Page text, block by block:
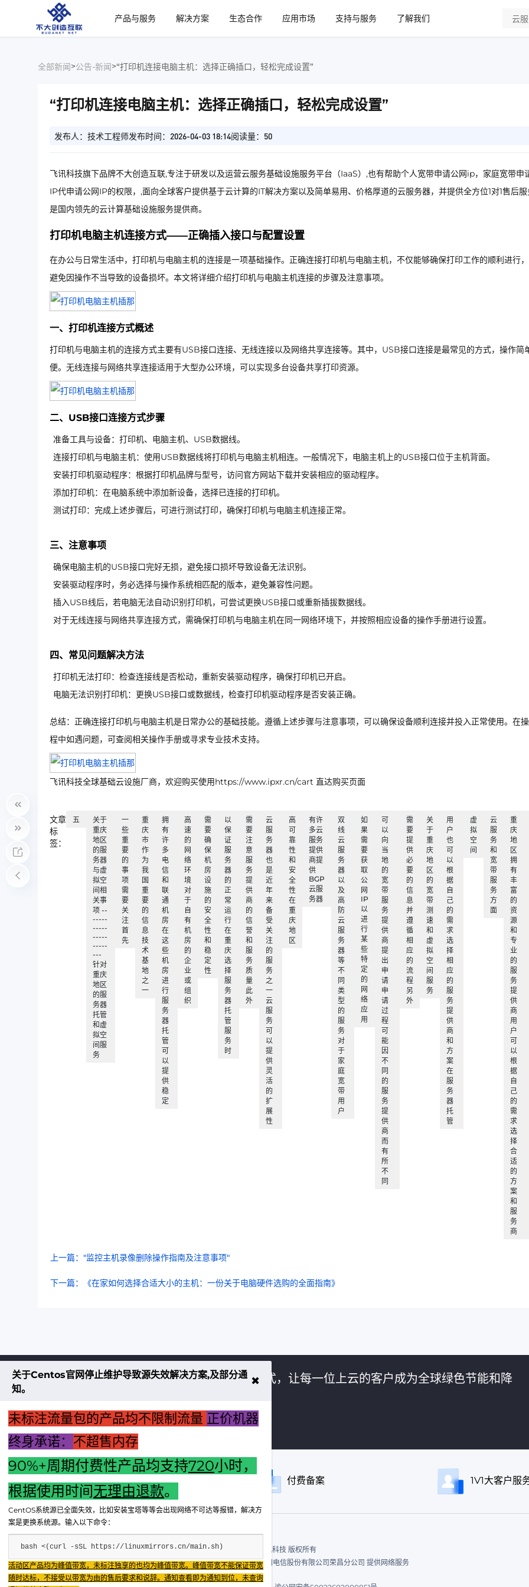
产品与服务
解决方案 生态合作 应用市场 支持与服务 了解我们
全部新闻>公告-新闻>“打印机连接电脑主机：选择正确插口，轻松完成设置”
“打印机连接电脑主机：选择正确插口，轻松完成设置”
发布人：技术工程师发布时间：2026-04-03 18:14阅读量：50
飞讯科技旗下品牌不大创造互联,专注于研发以及运营云服务基础设施服务平台（IaaS）,也有帮助个人宽带申请公网ip，家庭宽带申
IP代申请公网IP的权限，,面向全球客户提供基于云计算的IT解决方案以及简单易用、价格厚道的云服务器，并提供全方位1对1售后
是国内领先的云计算基础设施服务提供商。
打印机电脑主机连接方式——正确插入接口与配置设置
在办公与日常生活中，打印机与电脑主机的连接是一项基础操作。正确连接打印机与电脑主机，不仅能够确保打印工作的顺利进行
避免因操作不当导致的设备损坏。本文将详细介绍打印机与电脑主机连接的步骤及注意事项。
一、打印机连接方式概述
打印机与电脑主机的连接方式主要有USB接口连接、无线连接以及网络共享连接等。其中，USB接口连接是最常见的方式，操作简
便。无线连接与网络共享连接适用于大型办公环境，可以实现多台设备共享打印资源。
二、USB接口连接方式步骤
准备工具与设备：打印机、电脑主机、USB数据线。
连接打印机与电脑主机：使用USB数据线将打印机与电脑主机相连。一般情况下，电脑主机上的USB接口位于主机背面。
安装打印机驱动程序：根据打印机品牌与型号，访问官方网站下载并安装相应的驱动程序。
添加打印机：在电脑系统中添加新设备，选择已连接的打印机。
测试打印：完成上述步骤后，可进行测试打印，确保打印机与电脑主机连接正常。
三、注意事项
确保电脑主机的USB接口完好无损，避免接口损坏导致设备无法识别。
安装驱动程序时，务必选择与操作系统相匹配的版本，避免兼容性问题。
插入USB线后，若电脑无法自动识别打印机，可尝试更换USB接口或重新插拔数据线。
对于无线连接与网络共享连接方式，需确保打印机与电脑主机在同一网络环境下，并按照相应设备的操作手册进行设置。
四、常见问题解决方法
打印机无法打印：检查连接线是否松动，重新安装驱动程序，确保打印机已开启。
电脑无法识别打印机：更换USB接口或数据线，检查打印机驱动程序是否安装正确。
总结：正确连接打印机与电脑主机是日常办公的基础技能。遵循上述步骤与注意事项，可以确保设备顺利连接并投入正常使用。在
程中如遇问题，可查阅相关操作手册或寻求专业技术支持。
飞讯科技全球基础云设施厂商，欢迎购买使用https://www.ipxr.cn/cart 直达购买页面
文章
标
签：
五
关于
重庆
地区
的服
务器
与虚
拟空
间相
关事
项 --
-----
-----
-----
-----
---
针对
重庆
地区
的服
务器
托管
和虚
拟空
间服
务
一
些
重
要
的
事
项
需
要
关
注
首
先
重
庆
市
作
为
我
国
重
要
的
信
息
技
术
基
地
之
一
拥
有
许
多
电
信
和
联
通
机
房
在
这
些
机
房
进
行
服
务
器
托
管
可
以
提
供
稳
定
高
速
的
网
络
环
境
对
于
自
有
机
房
的
企
业
或
组
织
需
要
确
保
机
房
设
施
的
安
全
性
和
稳
定
性
以
保
证
服
务
器
的
正
常
运
行
在
重
庆
选
择
服
务
器
托
管
服
务
时
需
要
注
意
服
务
提
供
商
的
信
誉
和
服
务
质
量
此
外
云
服
务
器
也
是
近
年
来
备
受
关
注
的
服
务
之
一
云
服
务
可
以
提
供
灵
活
的
扩
展
性
高
可
靠
性
和
安
全
性
在
重
庆
地
区
有许
多云
服务
提供
商提
供
BGP
云服
务器
双
线
云
服
务
器
以
及
高
防
云
服
务
器
等
不
同
类
型
的
服
务
对
于
家
庭
宽
带
用
户
如
果
需
要
获
取
公
网
IP
以
进
行
某
些
特
定
的
网
络
应
用
可
以
向
当
地
的
宽
带
服
务
提
供
商
提
出
申
请
申
请
过
程
可
能
因
不
同
的
服
务
提
供
商
而
有
所
不
同
需
要
提
供
必
要
的
信
息
并
遵
循
相
应
的
流
程
另
外
关
于
重
庆
地
区
的
宽
带
测
速
和
虚
拟
空
间
服
务
用
户
也
可
以
根
据
自
己
的
需
求
选
择
相
应
的
服
务
提
供
商
和
方
案
在
服
务
器
托
管
虚
拟
空
间
云
服
务
和
宽
带
服
务
方
面
重
庆
地
区
拥
有
丰
富
的
资
源
和
专
业
的
服
务
提
供
商
用
户
可
以
根
据
自
己
的
需
求
选
择
合
适
的
方
案
和
服
务
商
上一篇："监控主机录像删除操作指南及注意事项"
下一篇：《在家如何选择合适大小的主机：一份关于电脑硬件选购的全面指南》
不大创造互联致力于以最 “绿色节能” 的方式，让每一位上云的客户成为全球绿色节能和降
了解更多
享无忧退款服务 付费备案 1V1大客户服
Copyright © 2024 - 2025 FX BD Cloud. All Rights Reserved. 飞讯科技 版权所有
Fenxun Tech旗下云平台，相关服务主体：重庆飞讯科技有限公司|中国电信股份有限公司荣昌分公司 提供网络服务
关于Centos官网停止维护导致源失效解决方案,及部分通
知。
✖
未标注流量包的产品均不限制流量 正价机器
终身承诺： 不超售内存
90%+周期付费性产品均支持720小时，
根据使用时间无理由退款。
CentOS系统源已全面失效，比如安装宝塔等等会出现网络不可达等报错，解决方
案是更换系统源。输入以下命令：
bash <(curl -sSL https://linuxmirrors.cn/main.sh)
活动区产品均为峰值带宽，未标注独享的也均为峰值带宽。峰值带宽不能保证带宽
随时达标，不接受以带宽为由的售后要求和说辞。通知查看即为通知到位，未查询